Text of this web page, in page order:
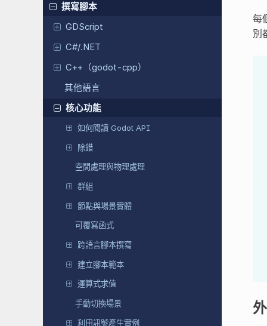
撰寫腳本
GDScript
C#/.NET
C++（godot-cpp）
其他語言
核心功能
如何閱讀 Godot API
除錯
空閒處理與物理處理
群組
節點與場景實體
可覆寫函式
跨語言腳本撰寫
建立腳本範本
運算式求值
手動切換場景
利用訊號產生實例
每
別